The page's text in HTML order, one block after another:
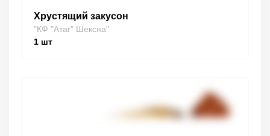
Хрустящий закусон
"КФ "Атаг" Шексна"
1 шт